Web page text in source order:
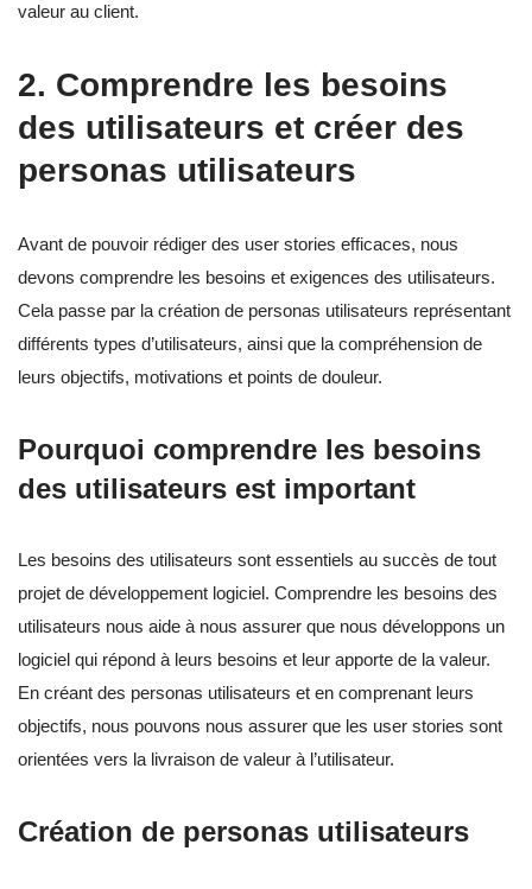
valeur au client.
2. Comprendre les besoins
des utilisateurs et créer des
personas utilisateurs
Avant de pouvoir rédiger des user stories efficaces, nous
devons comprendre les besoins et exigences des utilisateurs.
Cela passe par la création de personas utilisateurs représentant
différents types d’utilisateurs, ainsi que la compréhension de
leurs objectifs, motivations et points de douleur.
Pourquoi comprendre les besoins
des utilisateurs est important
Les besoins des utilisateurs sont essentiels au succès de tout
projet de développement logiciel. Comprendre les besoins des
utilisateurs nous aide à nous assurer que nous développons un
logiciel qui répond à leurs besoins et leur apporte de la valeur.
En créant des personas utilisateurs et en comprenant leurs
objectifs, nous pouvons nous assurer que les user stories sont
orientées vers la livraison de valeur à l’utilisateur.
Création de personas utilisateurs